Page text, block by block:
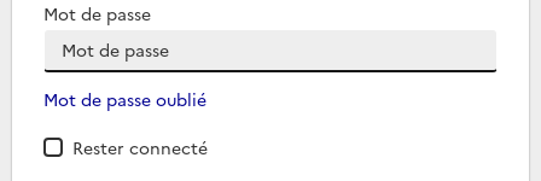
Mot de passe
Mot de passe oublié
Rester connecté